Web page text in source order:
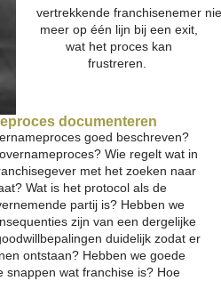
vertrekkende franchisenemer
meer op één lijn bij een exit,
wat het proces kan
frustreren.
documenteren
goed beschreven?
Wie regelt wat in
met het zoeken naar
Wat is het protocol als de
partij is? Hebben we
zijn van een dergelijke
duidelijk zodat er
ontstaan? Hebben we goede
snappen wat franchise is? Hoe